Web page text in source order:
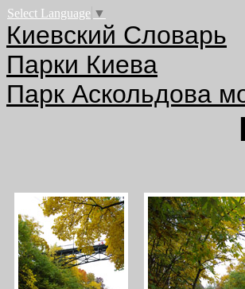
Select Language ▼
Киевский Словарь
Парки Киева
Парк Аскольдова